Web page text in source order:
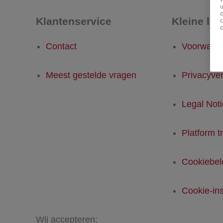
Klantenservice
Contact
Meest gestelde vragen
Kleine
Legal
Platform
Cookie-
Wij accepteren: